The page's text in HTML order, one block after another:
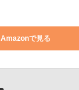
Amazonで見る